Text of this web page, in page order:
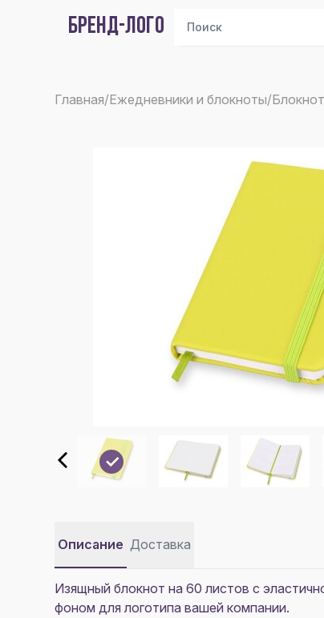
БРЕНД-ЛОГО
Главная/Ежедневники и блокноты/
Описание Доставка
Изящный блокнот на 60 листов с
фоном для логотипа вашей компании.